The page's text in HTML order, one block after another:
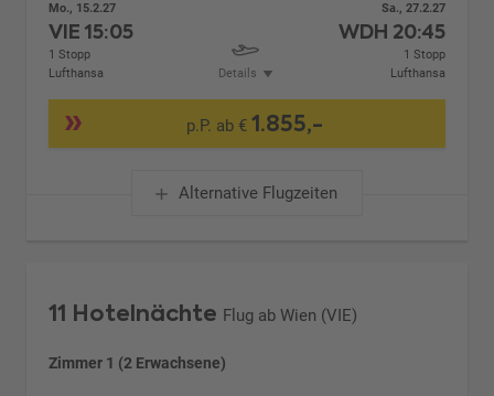
Mo., 15.2.27
VIE15:05
1 Stopp
Lufthansa
Details
Sa., 27.2.27
WDH 20:45
1 Stopp
Lufthansa
p.P. ab € 1.855,-
Alternative Flugzeiten
11 Hotelnächte Flug ab Wien (VIE)
Zimmer 1 (2 Erwachsene)